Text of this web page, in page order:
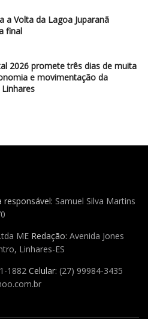
a Volta da Lagoa Juparanã
final
2026 promete três dias de muita
e movimentação da
Samuel Silva Martins
ME Redação: Avenida Jones
Linhares-ES
1882 Celular: (27) 99984-3435